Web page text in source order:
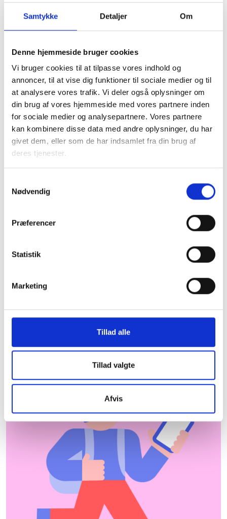
Samtykke Detaljer Om
Denne hjemmeside bruger cookies
Vi bruger cookies til at tilpasse vores indhold og
annoncer, til at vise dig funktioner til sociale medier og til
at analysere vores trafik. Vi deler også oplysninger om
din brug af vores hjemmeside med vores partnere inden
for sociale medier og analysepartnere. Vores partnere
kan kombinere disse data med andre oplysninger, du har
givet dem, eller som de har indsamlet fra din brug af
deres tjenester.
Nødvendig
Præferencer
Statistik
Marketing
Tillad alle
Tillad valgte
Afvis
I samarbejde med kommunen tager den almene sektor
socialt ansvar og løser en række opgaver, blandt andet
med boligsocial anvisning og aftaler om fleksibel udlejning
af de almene boliger.
Almene boliger drives uden profit, så ingen tjener på
huslejen. En del af beboernes husleje går til
Landsbyggefonden, som støtter fysiske og sociale
indsatser i almene boligområder. Dette sikrer, at by- og
Faktaark om almene boliger i
De almene boligorganisationer er centrale aktører
nyttig information om almene boliger i Slagelse
Hvor kommer dataene